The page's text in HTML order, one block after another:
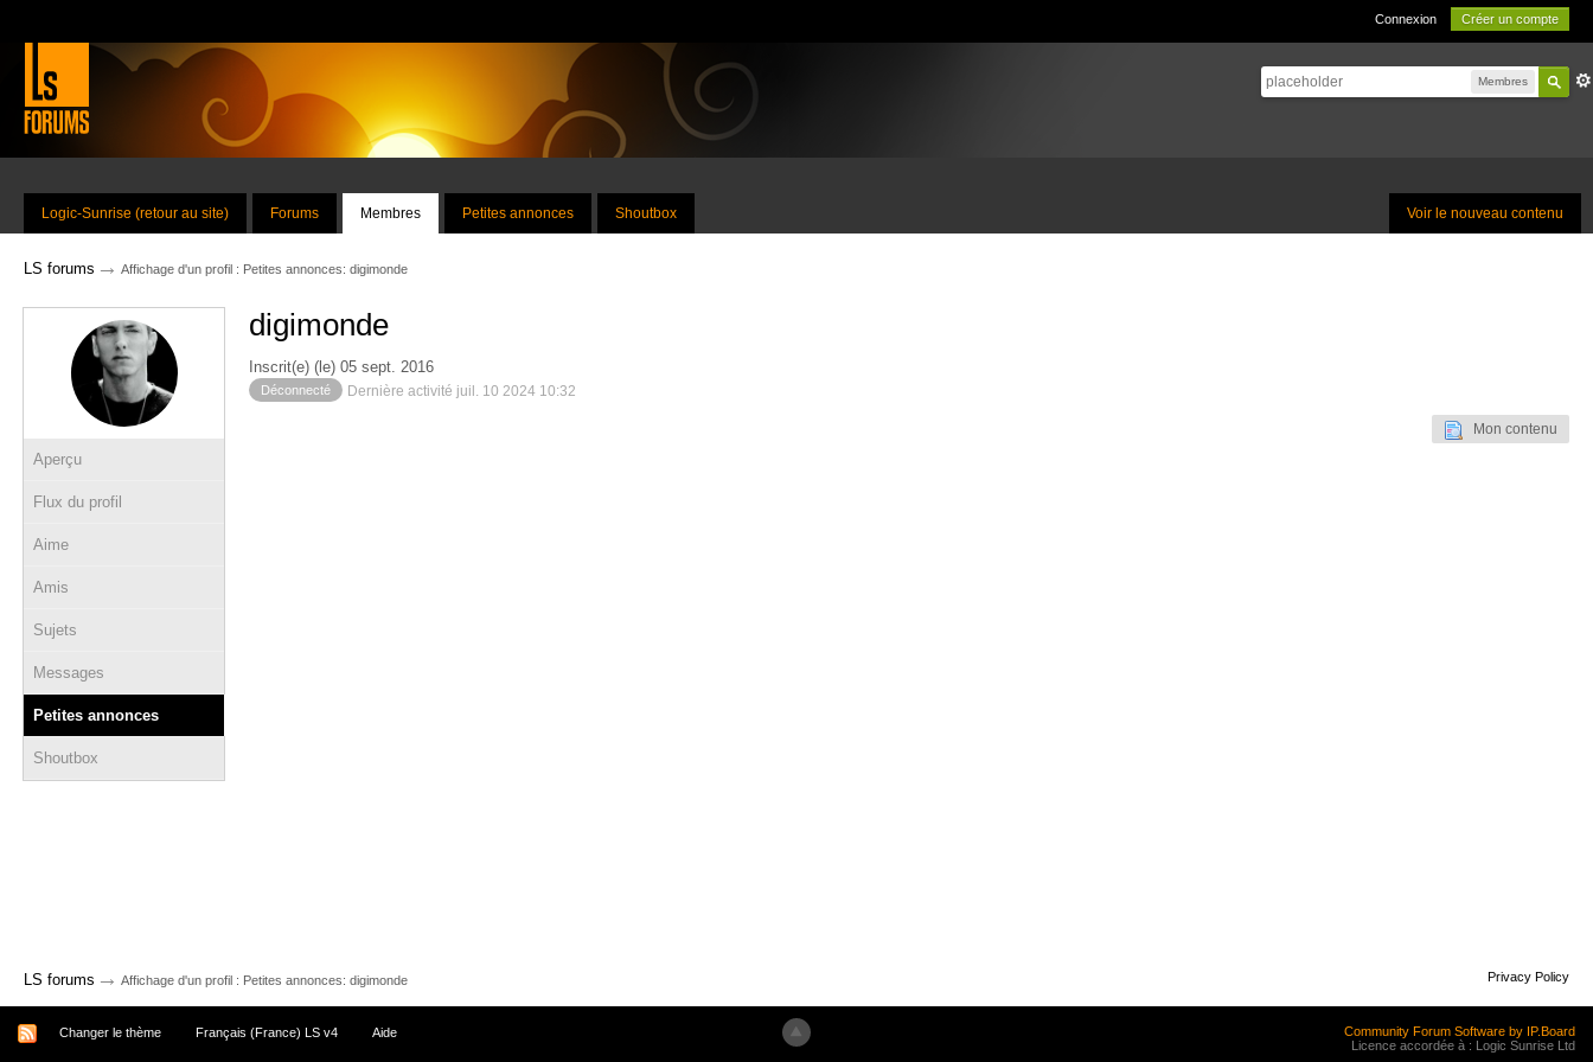
Connexion Créer un compte
Membres
Voir le nouveau contenu
Logic-Sunrise (retour au site) Forums Membres Petites annonces Shoutbox
LS forums → Affichage d'un profil : Petites annonces: digimonde
Aperçu
Flux du profil
Aime
Amis
Sujets
Messages
Petites annonces
Shoutbox
digimonde
Inscrit(e) (le) 05 sept. 2016
Déconnecté Dernière activité juil. 10 2024 10:32
Mon contenu
LS forums → Affichage d'un profil : Petites annonces: digimonde Privacy Policy
Changer le thème Français (France) LS v4 Aide
Community Forum Software by IP.Board
Licence accordée à : Logic Sunrise Ltd